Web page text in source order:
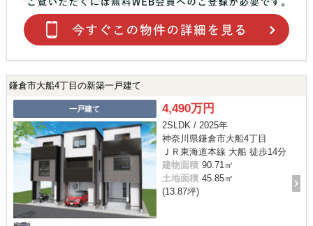
鎌倉市大船4丁目の新築一戸建て
一戸建て 4,490万円
2SLDK / 2025年
神奈川県鎌倉市大船4丁目
ＪＲ東海道本線 大船 徒歩14分
建物面積 90.71㎡
土地面積 45.85㎡
(13.87坪)